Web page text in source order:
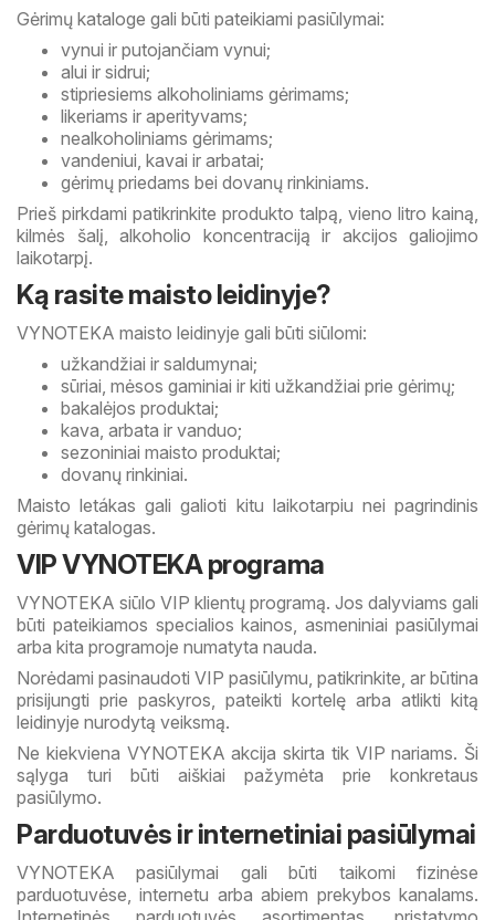
Gėrimų kataloge gali būti pateikiami pasiūlymai:
vynui ir putojančiam vynui;
alui ir sidrui;
stipriesiems alkoholiniams gėrimams;
likeriams ir aperityvams;
nealkoholiniams gėrimams;
vandeniui, kavai ir arbatai;
gėrimų priedams bei dovanų rinkiniams.
Prieš pirkdami patikrinkite produkto talpą, vieno litro kainą,
kilmės šalį, alkoholio koncentraciją ir akcijos galiojimo
laikotarpį.
Ką rasite maisto leidinyje?
VYNOTEKA maisto leidinyje gali būti siūlomi:
užkandžiai ir saldumynai;
sūriai, mėsos gaminiai ir kiti užkandžiai prie gėrimų;
bakalėjos produktai;
kava, arbata ir vanduo;
sezoniniai maisto produktai;
dovanų rinkiniai.
Maisto letákas gali galioti kitu laikotarpiu nei pagrindinis
gėrimų katalogas.
VIP VYNOTEKA programa
VYNOTEKA siūlo VIP klientų programą. Jos dalyviams gali
būti pateikiamos specialios kainos, asmeniniai pasiūlymai
arba kita programoje numatyta nauda.
Norėdami pasinaudoti VIP pasiūlymu, patikrinkite, ar būtina
prisijungti prie paskyros, pateikti kortelę arba atlikti kitą
leidinyje nurodytą veiksmą.
Ne kiekviena VYNOTEKA akcija skirta tik VIP nariams. Ši
sąlyga turi būti aiškiai pažymėta prie konkretaus
pasiūlymo.
Parduotuvės ir internetiniai pasiūlymai
VYNOTEKA pasiūlymai gali būti taikomi fizinėse
parduotuvėse, internetu arba abiem prekybos kanalams.